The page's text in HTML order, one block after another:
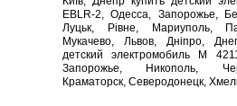
EBLR-2, Одесса, Запорожье,
Луцьк, Рівне, Мариуполь,
Мукачево, Львов, Дніпро,
детский электромобиль M
Запорожье, Никополь,
Краматорск, Северодонецк,